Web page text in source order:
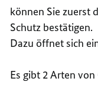
können Sie zuerst
Schutz bestätigen.
Dazu öffnet sich
Es gibt 2 Arten von